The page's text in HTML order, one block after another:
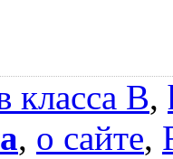
класса B,
, о сайте,